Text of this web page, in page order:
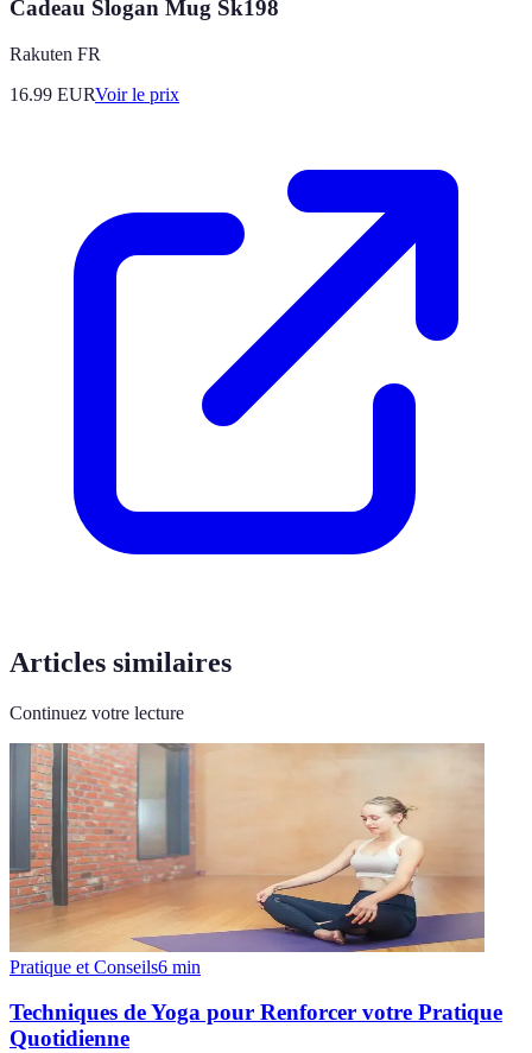
Cadeau Slogan Mug Sk198
Rakuten FR
16.99 EURVoir le prix
Articles similaires
Continuez votre lecture
Pratique et Conseils6 min
Techniques de Yoga pour Renforcer votre Pratique
Quotidienne